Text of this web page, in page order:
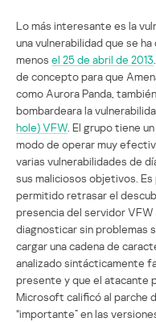
Lo más interesante es la
una vulnerabilidad que se
menos el 25 de abril de 2013
de concepto para que
como Aurora Panda,
bombardeara la
hole) VFW . El grupo tiene
modo de operar muy
varias vulnerabilidades de
sus maliciosos objetivos.
permitido retrasar el
presencia del servidor
diagnosticar sin problemas
cargar una cadena de
analizado sintácticamente
presente y que el atacante
Microsoft calificó al parche
“importante” en las